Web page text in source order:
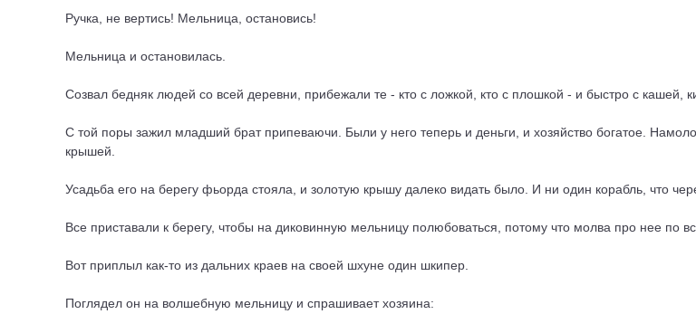
Ручка, не вертись! Мельница, остановись!
Мельница и остановилась.
Созвал бедняк людей со всей деревни, прибежали те - кто с ложкой, кто с плошкой - и быстро с кашей,
С той поры зажил младший брат припеваючи. Были у него теперь и деньги, и хозяйство богатое.
крышей.
Усадьба его на берегу фьорда стояла, и золотую крышу далеко видать было. И ни один корабль, что
Все приставали к берегу, чтобы на диковинную мельницу полюбоваться, потому что молва про нее по
Вот приплыл как-то из дальних краев на своей шхуне один шкипер.
Поглядел он на волшебную мельницу и спрашивает хозяина: